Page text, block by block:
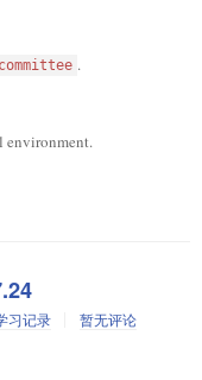
committee .
environment.
习记录 暂无评论